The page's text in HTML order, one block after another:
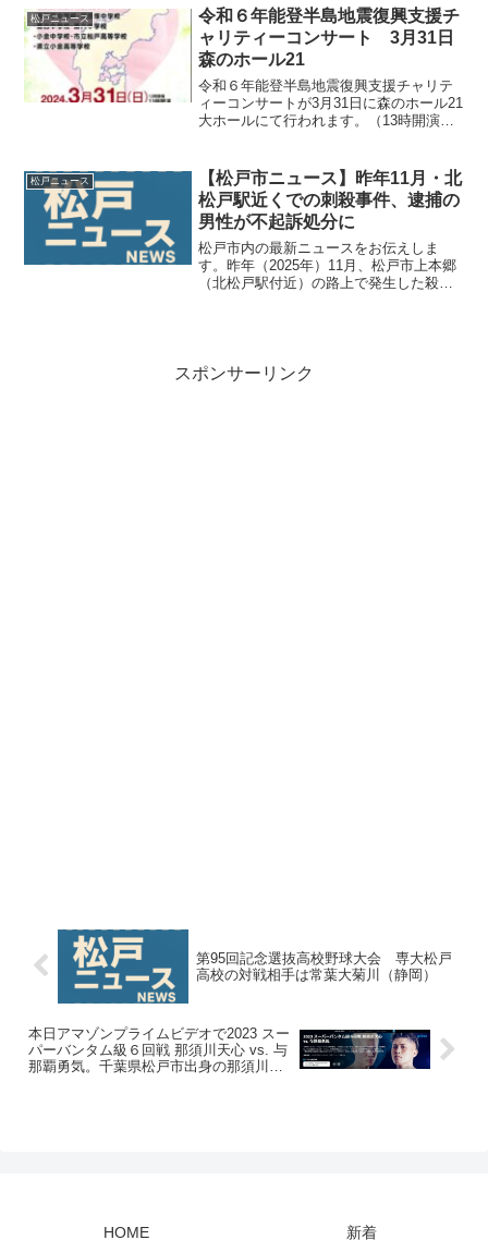
望の方は、お問い合わせ先までご連絡く
ださ...
松戸ニュース
令和６年能登半島地震復興支援チ
ャリティーコンサート 3月31日
森のホール21
令和６年能登半島地震復興支援チャリテ
ィーコンサートが3月31日に森のホール21
大ホールにて行われます。（13時開演）
関を通じて全額被災地へ寄付されます。
詳しく...
松戸ニュース
【松戸市ニュース】昨年11月・北
松戸駅近くでの刺殺事件、逮捕の
男性が不起訴処分に
松戸市内の最新ニュースをお伝えしま
す。昨年（2025年）11月、松戸市上本郷
（北松戸駅付近）の路上で発生した殺人
スポンサーリンク
第95回記念選抜高校野球大会 専大松戸
高校の対戦相手は常葉大菊川（静岡）
本日アマゾンプライムビデオで2023 スー
パーバンタム級６回戦 那須川天心 vs. 与
那覇勇気。千葉県松戸市出身の那須川天
HOME 新着